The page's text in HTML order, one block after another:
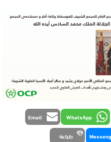
WhatsApp
Email
طباعة